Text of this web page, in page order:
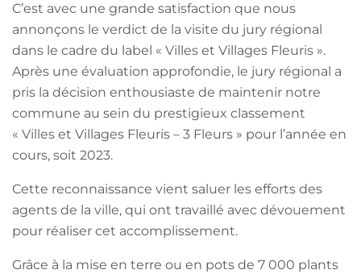
C’est avec une grande satisfaction que nous
annonçons le verdict de la visite du jury régional
dans le cadre du label « Villes et Villages Fleuris ».
Après une évaluation approfondie, le jury régional a
pris la décision enthousiaste de maintenir notre
commune au sein du prestigieux classement
« Villes et Villages Fleuris – 3 Fleurs » pour l’année en
cours, soit 2023.
Cette reconnaissance vient saluer les efforts des
agents de la ville, qui ont travaillé avec dévouement
pour réaliser cet accomplissement.
Grâce à la mise en terre ou en pots de 7 000 plants